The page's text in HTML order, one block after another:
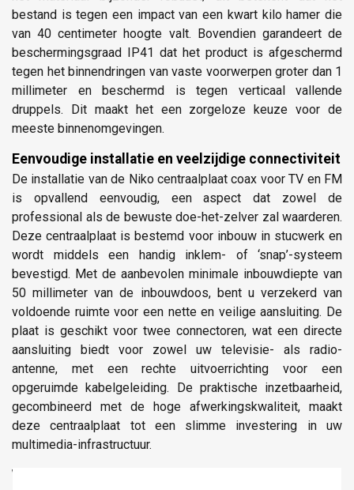
bestand is tegen een impact van een kwart kilo hamer die
van 40 centimeter hoogte valt. Bovendien garandeert de
beschermingsgraad IP41 dat het product is afgeschermd
tegen het binnendringen van vaste voorwerpen groter dan 1
millimeter en beschermd is tegen verticaal vallende
druppels. Dit maakt het een zorgeloze keuze voor de
meeste binnenomgevingen.
Eenvoudige installatie en veelzijdige connectiviteit
De installatie van de Niko centraalplaat coax voor TV en FM
is opvallend eenvoudig, een aspect dat zowel de
professional als de bewuste doe-het-zelver zal waarderen.
Deze centraalplaat is bestemd voor inbouw in stucwerk en
wordt middels een handig inklem- of ‘snap’-systeem
bevestigd. Met de aanbevolen minimale inbouwdiepte van
50 millimeter van de inbouwdoos, bent u verzekerd van
voldoende ruimte voor een nette en veilige aansluiting. De
plaat is geschikt voor twee connectoren, wat een directe
aansluiting biedt voor zowel uw televisie- als radio-
antenne, met een rechte uitvoerrichting voor een
opgeruimde kabelgeleiding. De praktische inzetbaarheid,
gecombineerd met de hoge afwerkingskwaliteit, maakt
deze centraalplaat tot een slimme investering in uw
multimedia-infrastructuur.
Waarom deze centraalplaat kopen bij Nikostore.nl?